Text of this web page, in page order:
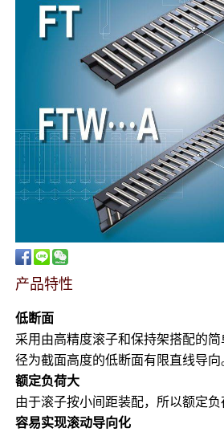
产品特性
低断面
采用由高精度滚子和保持架搭配的
径为截面高度的低断面有限直线导向
额定负荷大
由于滚子按小间距装配，所以额定负
容易实现滚动导向化